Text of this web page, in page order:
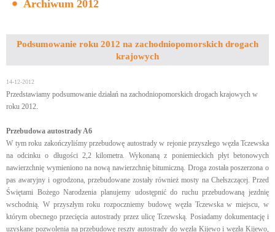
Archiwum 2012
Podsumowanie roku 2012 na zachodniopomorskich drogach
krajowych
14-12-2012
Przedstawiamy podsumowanie działań na zachodniopomorskich drogach krajowych w
roku 2012.
Przebudowa autostrady A6
W tym roku zakończyliśmy przebudowę autostrady w rejonie przyszłego węzła Tczewska
na odcinku o długości 2,2 kilometra. Wykonaną z poniemieckich płyt betonowych
nawierzchnię wymieniono na nową nawierzchnię bitumiczną. Droga została poszerzona o
pas awaryjny i ogrodzona, przebudowane zostały również mosty na Chełszczącej. Przed
Świętami Bożego Narodzenia planujemy udostępnić do ruchu przebudowaną jezdnię
wschodnią. W przyszłym roku rozpoczniemy budowę węzła Tczewska w miejscu, w
którym obecnego przecięcia autostrady przez ulicę Tczewską. Posiadamy dokumentację i
uzyskane pozwolenia na przebudowę reszty autostrady do węzła Kijewo i węzła Kijewo,